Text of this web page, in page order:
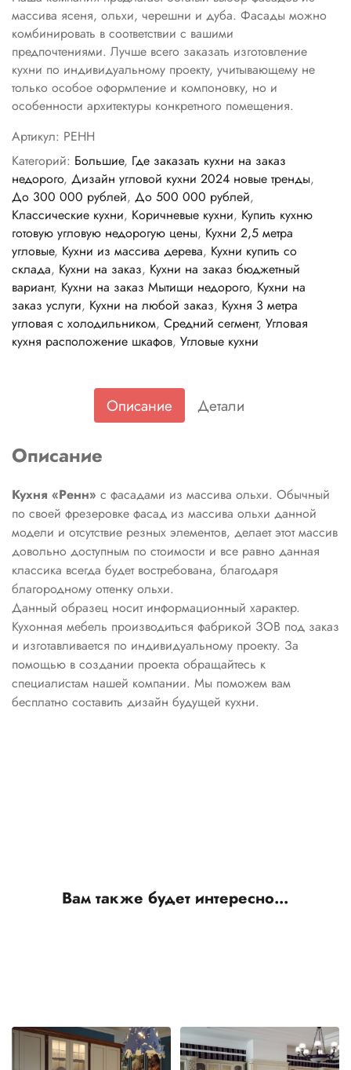
массива ясеня, ольхи, черешни и дуба. Фасады можно
комбинировать в соответствии с вашими
предпочтениями. Лучше всего заказать изготовление
кухни по индивидуальному проекту, учитывающему не
только особое оформление и компоновку, но и
особенности архитектуры конкретного помещения.
Артикул: РЕНН
Категорий: Большие, Где заказать кухни на заказ
недорого, Дизайн угловой кухни 2024 новые тренды,
До 300 000 рублей, До 500 000 рублей,
Классические кухни, Коричневые кухни, Купить кухню
готовую угловую недорогую цены, Кухни 2,5 метра
угловые, Кухни из массива дерева, Кухни купить со
склада, Кухни на заказ, Кухни на заказ бюджетный
вариант, Кухни на заказ Мытищи недорого, Кухни на
заказ услуги, Кухни на любой заказ, Кухня 3 метра
угловая с холодильником, Средний сегмент, Угловая
кухня расположение шкафов, Угловые кухни
Описание Детали
Описание
Кухня «Ренн» с фасадами из массива ольхи. Обычный
по своей фрезеровке фасад из массива ольхи данной
модели и отсутствие резных элементов, делает этот массив
довольно доступным по стоимости и все равно данная
классика всегда будет востребована, благодаря
благородному оттенку ольхи.
Данный образец носит информационный характер.
Кухонная мебель производиться фабрикой ЗОВ под заказ
и изготавливается по индивидуальному проекту. За
помощью в создании проекта обращайтесь к
специалистам нашей компании. Мы поможем вам
бесплатно составить дизайн будущей кухни.
Вам также будет интересно…